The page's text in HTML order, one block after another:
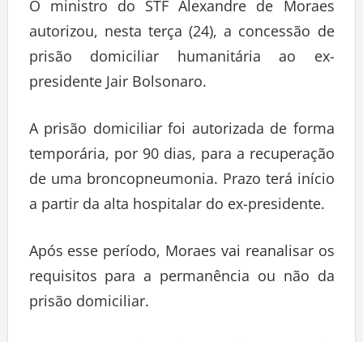
O ministro do STF Alexandre de Moraes
autorizou, nesta terça (24), a concessão de
prisão domiciliar humanitária ao ex-
presidente Jair Bolsonaro.
A prisão domiciliar foi autorizada de forma
temporária, por 90 dias, para a recuperação
de uma broncopneumonia. Prazo terá início
a partir da alta hospitalar do ex-presidente.
Após esse período, Moraes vai reanalisar os
requisitos para a permanência ou não da
prisão domiciliar.